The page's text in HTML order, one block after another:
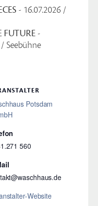
- 16.07.2026 /
FUTURE-
Seebühne
Potsdam
560
Website